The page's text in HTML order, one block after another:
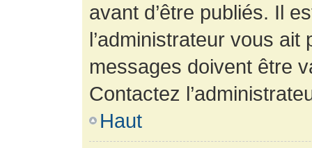
avant d’être publiés. Il
l’administrateur vous
messages doivent être
Contactez
Haut